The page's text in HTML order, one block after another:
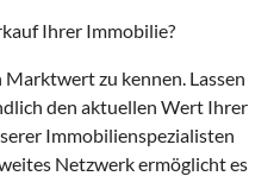
Ihrer Immobilie?
Marktwert zu kennen. Lassen
den aktuellen Wert Ihrer
Immobilienspezialisten
Netzwerk ermöglicht es